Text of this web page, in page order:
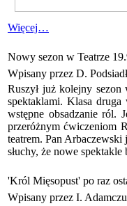
Więcej…
Nowy sezon w Teatrze
Wpisany przez D.
Ruszył już kolejny
spektaklami. Klasa
wstępne obsadzanie ról.
przeróżnym ćwiczeniom
teatrem. Pan Arbaczewski
słuchy, że nowe
'Król Mięsopust' po raz
Wpisany przez I.